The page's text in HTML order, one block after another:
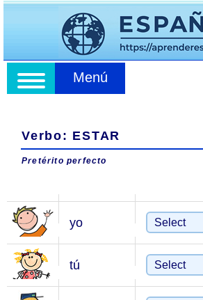
Menú
Verbo: ESTAR
Pretérito perfecto
yo
tú